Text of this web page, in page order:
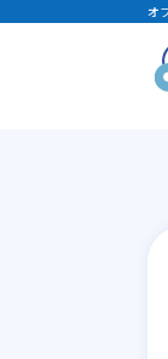
オ